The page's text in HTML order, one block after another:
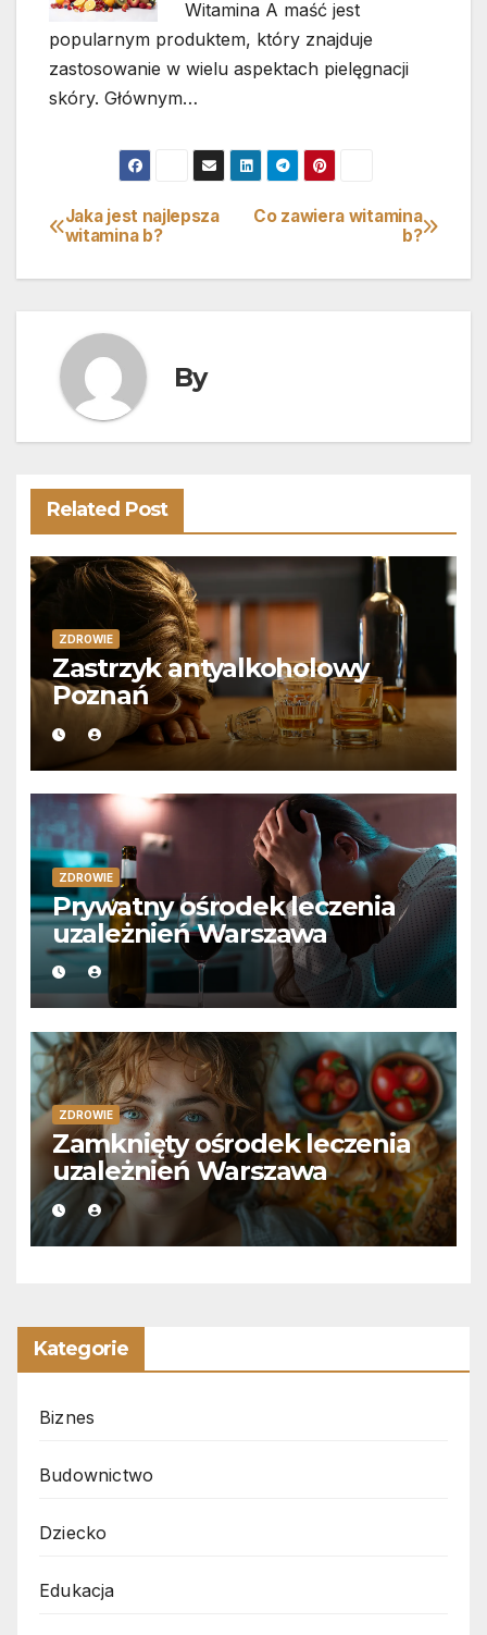
Witamina A maść jest
popularnym produktem, który znajduje
zastosowanie w wielu aspektach pielęgnacji
skóry. Głównym…
Nawigacja
wpisu
Co zawiera witamina
b?
Jaka jest najlepsza
witamina b?
By
Related Post
ZDROWIE
Zastrzyk antyalkoholowy
Poznań
ZDROWIE
Prywatny ośrodek leczenia
uzależnień Warszawa
ZDROWIE
Zamknięty ośrodek leczenia
uzależnień Warszawa
Kategorie
Biznes
Budownictwo
Dziecko
Edukacja